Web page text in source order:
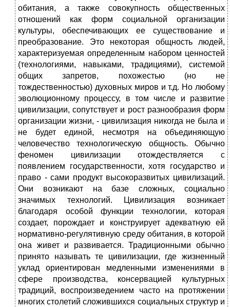
обитания, а также совокупность общественных
отношений как форм социальной организации
культуры, обеспечивающих ее существование и
преобразование. Это некоторая общность людей,
характеризуемая определенным набором ценностей
(технологиями, навыками, традициями), системой
общих запретов, похожестью (но не
тождественностью) духовных миров и т.д. Но любому
эволюционному процессу, в том числе и развитие
цивилизации, сопутствует и рост разнообразия форм
организации жизни, - цивилизация никогда не была и
не будет единой, несмотря на объединяющую
человечество технологическую общность. Обычно
феномен цивилизации отождествляется с
появлением государственности, хотя государство и
право - сами продукт высокоразвитых цивилизаций.
Они возникают на базе сложных, социально
значимых технологий. Цивилизация возникает
благодаря особой функции технологии, которая
создает, порождает и конструирует адекватную ей
нормативно-регулятивную среду обитания, в которой
она живет и развивается. Традиционными обычно
принято называть те цивилизации, где жизненный
уклад ориентирован медленными изменениями в
сфере производства, консервацией культурных
традиций, воспроизведением часто на протяжении
многих столетий сложившихся социальных структур и